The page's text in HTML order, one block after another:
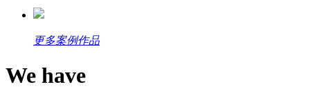
更多案例作品
We have